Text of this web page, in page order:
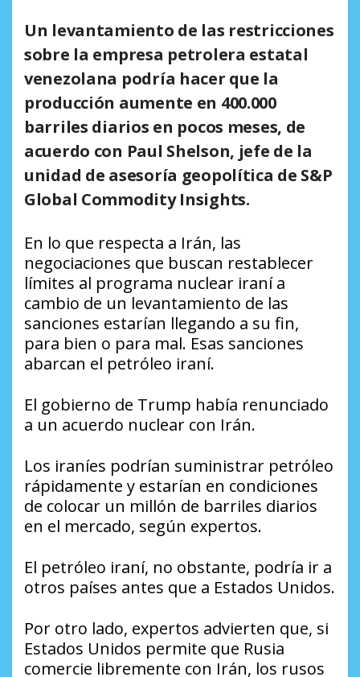
Un levantamiento de las restricciones
sobre la empresa petrolera estatal
venezolana podría hacer que la
producción aumente en 400.000
barriles diarios en pocos meses, de
acuerdo con Paul Shelson, jefe de la
unidad de asesoría geopolítica de S&P
Global Commodity Insights.
En lo que respecta a Irán, las
negociaciones que buscan restablecer
límites al programa nuclear iraní a
cambio de un levantamiento de las
sanciones estarían llegando a su fin,
para bien o para mal. Esas sanciones
abarcan el petróleo iraní.
El gobierno de Trump había renunciado
a un acuerdo nuclear con Irán.
Los iraníes podrían suministrar petróleo
rápidamente y estarían en condiciones
de colocar un millón de barriles diarios
en el mercado, según expertos.
El petróleo iraní, no obstante, podría ir a
otros países antes que a Estados Unidos.
Por otro lado, expertos advierten que, si
Estados Unidos permite que Rusia
comercie libremente con Irán, los rusos